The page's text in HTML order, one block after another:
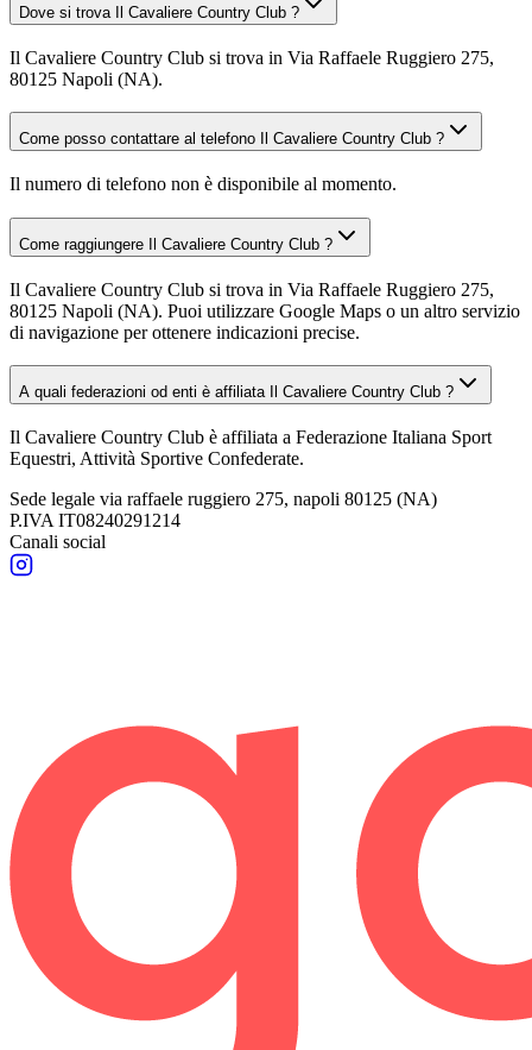
Dove si trova Il Cavaliere Country Club ?
Il Cavaliere Country Club si trova in Via Raffaele Ruggiero 275,
80125 Napoli (NA).
Come posso contattare al telefono Il Cavaliere Country Club ?
Il numero di telefono non è disponibile al momento.
Come raggiungere Il Cavaliere Country Club ?
Il Cavaliere Country Club si trova in Via Raffaele Ruggiero 275,
80125 Napoli (NA). Puoi utilizzare Google Maps o un altro servizio
di navigazione per ottenere indicazioni precise.
A quali federazioni od enti è affiliata Il Cavaliere Country Club ?
Il Cavaliere Country Club è affiliata a Federazione Italiana Sport
Equestri, Attività Sportive Confederate.
Sede legale via raffaele ruggiero 275, napoli 80125 (NA)
P.IVA IT08240291214
Canali social